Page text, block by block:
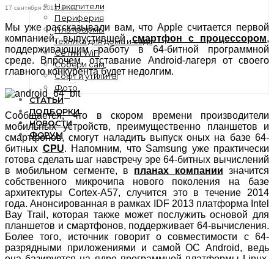
Накопители
Периферия
Платформы
Техника для дома и сада
Сети и WiFi
Собери сам
Софт и утилиты
Фото
СТАТЬИ
ПОДБОРКИ
НОВОСТИ
ФОРУМ
17 сентября 2013, 14:02
Мы уже рассказывали вам, что Apple считается первой
компанией, выпустившейсмартфон с процессором,
поддерживающим работу в 64-битной программной
среде. Впрочем, отставание Android-лагеря от своего
главного конкурента будет недолгим.
Сообщается, что в скором времени производители
мобильных устройств, преимущественно планшетов и
смартфонов, смогут наладить выпуск оных на базе 64-
битных CPU. Напомним, что Samsung уже практически
готова сделать шаг навстречу эре 64-битных вычислений
в мобильном сегменте, в планах компании значится
собственного микрочипа нового поколения на базе
архитектуры Cortex-A57, случится это в течение 2014
года. Анонсированная в рамках IDF 2013 платформа Intel
Bay Trail, которая также может послужить основой для
планшетов и смартфонов, поддерживает 64-вычисления.
Более того, источник говорит о совместимости с 64-
разрядными приложениями и самой ОС Android, ведь